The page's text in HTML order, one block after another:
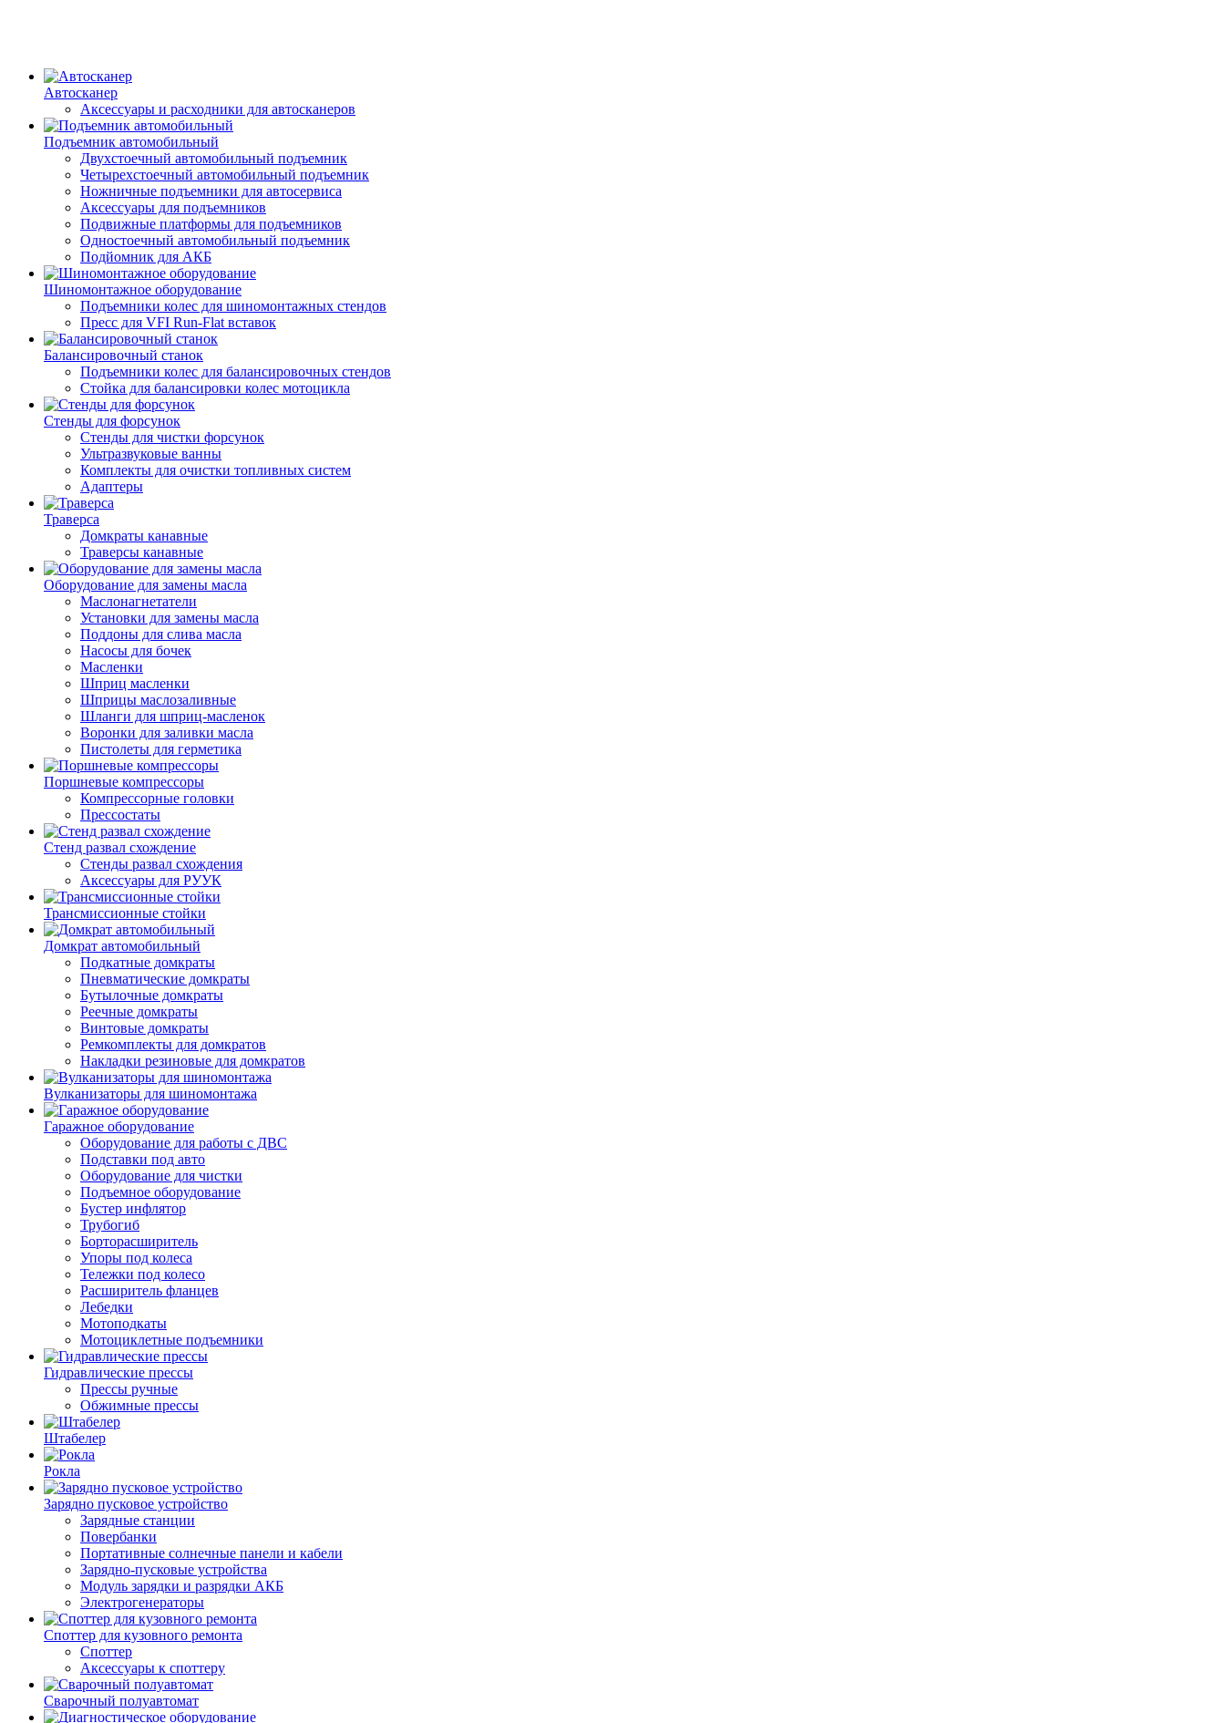
Автосканер
Аксессуары и расходники для автосканеров
Подъемник автомобильный
Двухстоечный автомобильный подъемник
Четырехстоечный автомобильный подъемник
Ножничные подъемники для автосервиса
Аксессуары для подъемников
Подвижные платформы для подъемников
Одностоечный автомобильный подъемник
Подйомник для АКБ
Шиномонтажное оборудование
Подъемники колес для шиномонтажных стендов
Пресс для VFI Run-Flat вставок
Балансировочный станок
Подъемники колес для балансировочных стендов
Стойка для балансировки колес мотоцикла
Стенды для форсунок
Стенды для чистки форсунок
Ультразвуковые ванны
Комплекты для очистки топливных систем
Адаптеры
Траверса
Домкраты канавные
Траверсы канавные
Оборудование для замены масла
Маслонагнетатели
Установки для замены масла
Поддоны для слива масла
Насосы для бочек
Масленки
Шприц масленки
Шприцы маслозаливные
Шланги для шприц-масленок
Воронки для заливки масла
Пистолеты для герметика
Поршневые компрессоры
Компрессорные головки
Прессостаты
Стенд развал схождение
Стенды развал схождения
Аксессуары для РУУК
Трансмиссионные стойки
Домкрат автомобильный
Подкатные домкраты
Пневматические домкраты
Бутылочные домкраты
Реечные домкраты
Винтовые домкраты
Ремкомплекты для домкратов
Накладки резиновые для домкратов
Вулканизаторы для шиномонтажа
Гаражное оборудование
Оборудование для работы с ДВС
Подставки под авто
Оборудование для чистки
Подъемное оборудование
Бустер инфлятор
Трубогиб
Борторасширитель
Упоры под колеса
Тележки под колесо
Расширитель фланцев
Лебедки
Мотоподкаты
Мотоциклетные подъемники
Гидравлические прессы
Прессы ручные
Обжимные прессы
Штабелер
Рокла
Зарядно пусковое устройство
Зарядные станции
Повербанки
Портативные солнечные панели и кабели
Зарядно-пусковые устройства
Модуль зарядки и разрядки АКБ
Электрогенераторы
Споттер для кузовного ремонта
Споттер
Aкceccуapы к cпoттepу
Сварочный полуавтомат